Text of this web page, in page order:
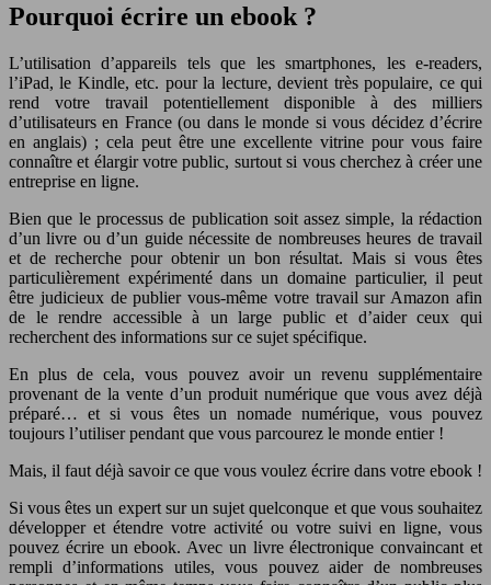
Pourquoi écrire un ebook ?
L’utilisation d’appareils tels que les smartphones, les e-readers,
l’iPad, le Kindle, etc. pour la lecture, devient très populaire, ce qui
rend votre travail potentiellement disponible à des milliers
d’utilisateurs en France (ou dans le monde si vous décidez d’écrire
en anglais) ; cela peut être une excellente vitrine pour vous faire
connaître et élargir votre public, surtout si vous cherchez à créer une
entreprise en ligne.
Bien que le processus de publication soit assez simple, la rédaction
d’un livre ou d’un guide nécessite de nombreuses heures de travail
et de recherche pour obtenir un bon résultat. Mais si vous êtes
particulièrement expérimenté dans un domaine particulier, il peut
être judicieux de publier vous-même votre travail sur Amazon afin
de le rendre accessible à un large public et d’aider ceux qui
recherchent des informations sur ce sujet spécifique.
En plus de cela, vous pouvez avoir un revenu supplémentaire
provenant de la vente d’un produit numérique que vous avez déjà
préparé… et si vous êtes un nomade numérique, vous pouvez
toujours l’utiliser pendant que vous parcourez le monde entier !
Mais, il faut déjà savoir ce que vous voulez écrire dans votre ebook !
Si vous êtes un expert sur un sujet quelconque et que vous souhaitez
développer et étendre votre activité ou votre suivi en ligne, vous
pouvez écrire un ebook. Avec un livre électronique convaincant et
rempli d’informations utiles, vous pouvez aider de nombreuses